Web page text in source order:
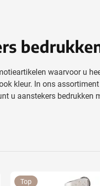
waarvoor u
kleur. In ons
u aanstekers
Top